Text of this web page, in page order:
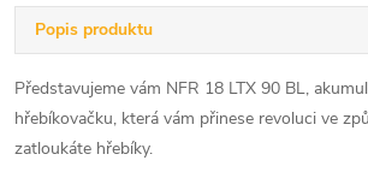
Popis produktu
Představujeme vám NFR 18 LTX 90 BL,
hřebíkovačku, která vám přinese revoluci ve
zatloukáte hřebíky.